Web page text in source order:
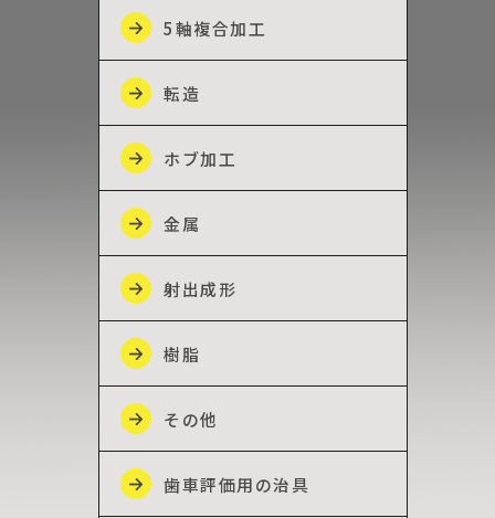
5軸複合加工
転造
ホブ加工
金属
射出成形
樹脂
その他
歯車評価用の治具